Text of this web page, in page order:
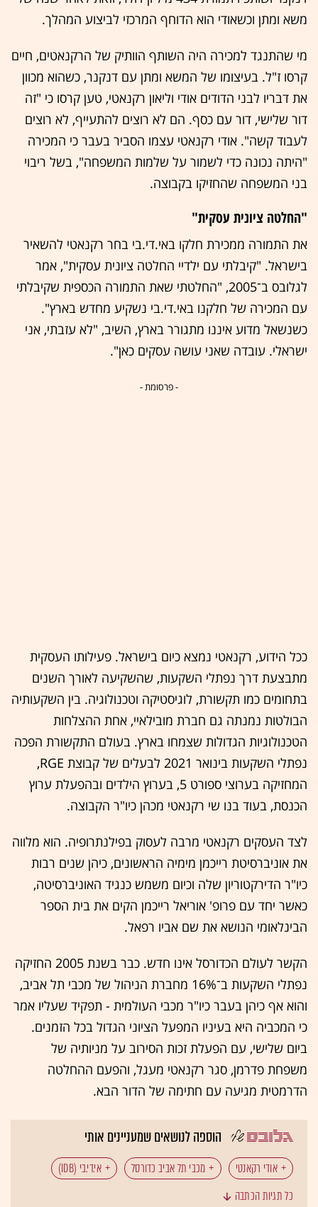
משא ומתן וכשאודי הוא הדוחף המרכזי לביצוע המהלך.
מי שהתנגד למכירה היה השותף הוותיק של הרקנאטים, חיים
קרסו ז"ל. בעיצומו של המשא ומתן עם דנקנר, כשהוא מכוון
את דבריו לבני הדודים אודי וליאון רקנאטי, טען קרסו כי "זה
דור שלישי, דור עם כסף. הם לא רוצים להתעייף, לא רוצים
לעבוד קשה". אודי רקנאטי עצמו הסביר בעבר כי המכירה
"היתה נכונה כדי לשמור על שלמות המשפחה", בשל ריבוי
בני המשפחה שהחזיקו בקבוצה.
"החלטה ציונית עסקית"
את התמורה ממכירת חלקו באי.די.בי בחר רקנאטי להשאיר
בישראל. "קיבלתי עם ילדיי החלטה ציונית עסקית", אמר
לגלובס ב־2005, "החלטתי שאת התמורה הכספית שקיבלתי
עם המכירה של חלקנו באי.די.בי נשקיע מחדש בארץ".
כשנשאל מדוע איננו מתגורר בארץ, השיב, "לא עזבתי, אני
ישראלי. עובדה שאני עושה עסקים כאן".
- פרסומת -
ככל הידוע, רקנאטי נמצא כיום בישראל. פעילותו העסקית
מתבצעת דרך נפתלי השקעות, שהשקיעה לאורך השנים
בתחומים כמו תקשורת, לוגיסטיקה וטכנולוגיה. בין השקעותיה
הבולטות נמנתה גם חברת מובילאיי, אחת ההצלחות
הטכנולוגיות הגדולות שצמחו בארץ. בעולם התקשורת הפכה
נפתלי השקעות בינואר 2021 לבעלים של קבוצת RGE,
המחזיקה בערוצי ספורט 5, בערוץ הילדים ובהפעלת ערוץ
הכנסת, בעוד בנו שי רקנאטי מכהן כיו"ר הקבוצה.
לצד העסקים רקנאטי מרבה לעסוק בפילנתרופיה. הוא מלווה
את אוניברסיטת רייכמן מימיה הראשונים, כיהן שנים רבות
כיו"ר הדירקטוריון שלה וכיום משמש כנגיד האוניברסיטה,
כאשר יחד עם פרופ' אוריאל רייכמן הקים את בית הספר
הבינלאומי הנושא את שם אביו רפאל.
הקשר לעולם הכדורסל אינו חדש. כבר בשנת 2005 החזיקה
נפתלי השקעות ב־16% מחברת הניהול של מכבי תל אביב,
והוא אף כיהן בעבר כיו"ר מכבי העולמית - תפקיד שעליו אמר
כי המכביה היא בעיניו המפעל הציוני הגדול בכל הזמנים.
ביום שלישי, עם הפעלת זכות הסירוב על מניותיה של
משפחת פדרמן, סגר רקנאטי מעגל, והפעם ההחלטה
הדרמטית מגיעה עם חתימה של הדור הבא.
הוספה לנושאים שמעניינים אותי
אודי רקאנטי מכבי תל אביב כדורסל אי.די.בי (IDB)
כל תגיות הכתבה